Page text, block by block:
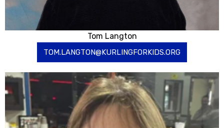
Tom Langton
TOM.LANGTON@KURLINGFORKIDS.ORG